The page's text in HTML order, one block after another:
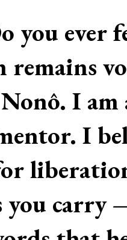
you ever
I am
I
you carry